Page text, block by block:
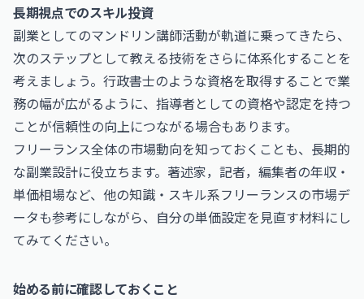
長期視点でのスキル投資
副業としてのマンドリン講師活動が軌道に乗ってきたら、
次のステップとして教える技術をさらに体系化することを
考えましょう。 行政書士のような資格を取得することで業
務の幅が広がるように、指導者としての資格や認定を持つ
ことが信頼性の向上につながる場合もあります。
フリーランス全体の市場動向を知っておくことも、長期的
な副業設計に役立ちます。 著述家，記者，編集者の年収・
単価相場など、他の知識・スキル系フリーランスの市場デ
ータも参考にしながら、自分の単価設定を見直す材料にし
てみてください。
始める前に確認しておくこと